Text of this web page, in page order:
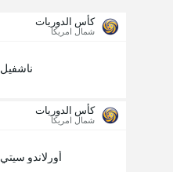
كأس الدوريات
شمال امريكا
ناشفيل
كأس الدوريات
شمال امريكا
أورلاندو سيتي